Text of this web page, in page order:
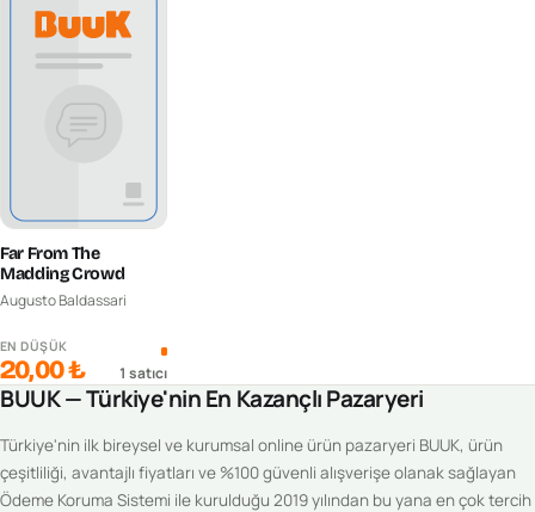
Far From The
Madding Crowd
Augusto Baldassari
EN DÜŞÜK
20,00 ₺ 1 satıcı
BUUK — Türkiye'nin En Kazançlı Pazaryeri
Türkiye'nin ilk bireysel ve kurumsal online ürün pazaryeri BUUK, ürün
çeşitliliği, avantajlı fiyatları ve %100 güvenli alışverişe olanak sağlayan
Ödeme Koruma Sistemi ile kurulduğu 2019 yılından bu yana en çok tercih